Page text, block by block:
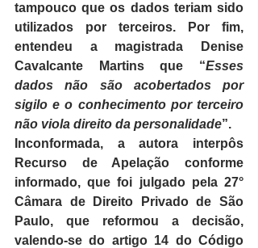
tampouco que os dados teriam sido
utilizados por terceiros. Por fim,
entendeu a magistrada Denise
Cavalcante Martins que “Esses
dados não são acobertados por
sigilo e o conhecimento por terceiro
não viola direito da personalidade”.
Inconformada, a autora interpôs
Recurso de Apelação conforme
informado, que foi julgado pela 27°
Câmara de Direito Privado de São
Paulo, que reformou a decisão,
valendo-se do artigo 14 do Código